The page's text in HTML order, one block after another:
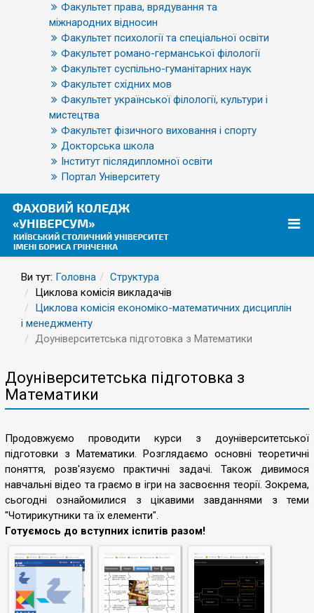
Факультет права, врядування та
міжнародних відносин
Факультет психології та спеціальної освіти
Факультет романо-германської філології
Факультет суспільно-гуманітарних наук
Факультет східних мов
Факультет української філології, культури і
мистецтва
Факультет фізичного виховання і спорту
Докторська школа
Інститут післядипломної освіти
Портал Університету
Ви тут: Головна
Структура
Циклова комісія викладачів
Циклова комісія економіко-математичних дисциплін
і менеджменту
Доуніверситетська підготовка з Математики
Доуніверситетська підготовка з
Математики
Продовжуємо проводити курси з доуніверситетської
підготовки з Математики. Розглядаємо основні теоретичні
поняття, розв'язуємо практичні задачі. Також дивимося
навчальні відео та граємо в ігри на засвоєння теорії. Зокрема,
сьогодні ознайомилися з цікавими завданнями з теми
"Чотирикутники та їх елементи".
Готуємось до вступних іспитів разом!